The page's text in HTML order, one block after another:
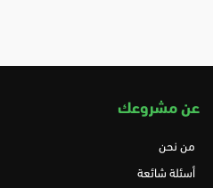
عن مشروعك
من نحن
أسئلة شائعة